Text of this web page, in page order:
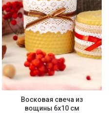
Восковая свеча из
вощины 6х10 см